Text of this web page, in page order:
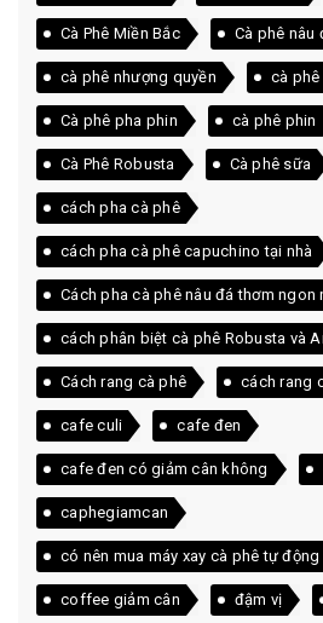
Cà Phê Miền Bắc Cà phê nâu
cà phê nhượng quyền cà phê
Cà phê pha phin cà phê phin
Cà Phê Robusta Cà phê sữa
cách pha cà phê
cách pha cà phê capuchino tại nhà
Cách pha cà phê nâu đá thơm ngon
cách phân biệt cà phê Robusta và
Cách rang cà phê cách rang
cafe culi cafe đen
cafe đen có giảm cân không
caphegiamcan
có nên mua máy xay cà phê tự động
coffee giảm cân đậm vị